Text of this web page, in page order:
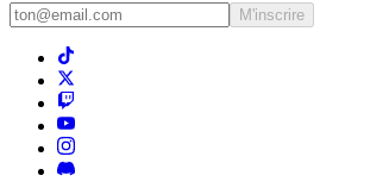
M'inscrire